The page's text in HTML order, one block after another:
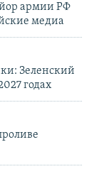
армии РФ
медиа
Зеленский
годах